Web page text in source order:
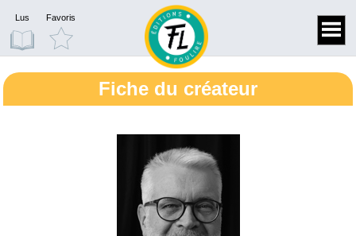
Lus Favoris
Fiche du créateur